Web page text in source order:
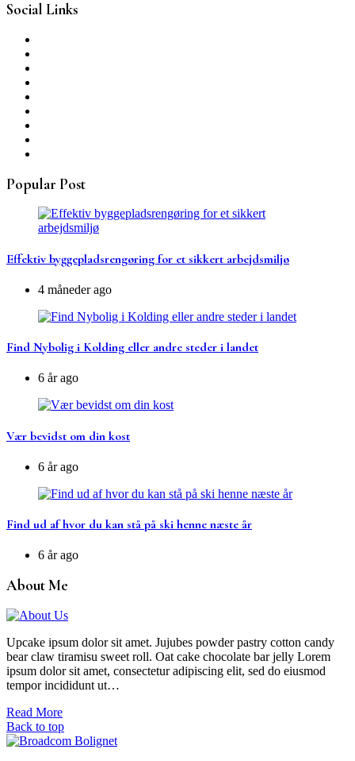
Social Links
Popular Post
Effektiv byggepladsrengøring for et sikkert arbejdsmiljø
4 måneder ago
Find Nybolig i Kolding eller andre steder i landet
6 år ago
Vær bevidst om din kost
6 år ago
Find ud af hvor du kan stå på ski henne næste år
6 år ago
About Me
Upcake ipsum dolor sit amet. Jujubes powder pastry cotton candy
bear claw tiramisu sweet roll. Oat cake chocolate bar jelly Lorem
ipsum dolor sit amet, consectetur adipiscing elit, sed do eiusmod
tempor incididunt ut…
Read More
Back to top